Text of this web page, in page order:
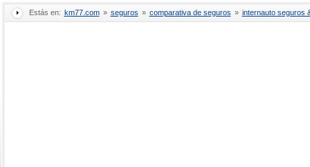
Estás en: km77.com » seguros » comparativa de seguros » internauto seguros